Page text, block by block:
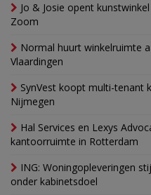
Jo & Josie opent
Zoom
Normal huurt winkelruimte
Vlaardingen
SynVest koopt multi-tenant
Nijmegen
Hal Services en Lexys
kantoorruimte in Rotterdam
ING: Woningopleveringen
onder kabinetsdoel